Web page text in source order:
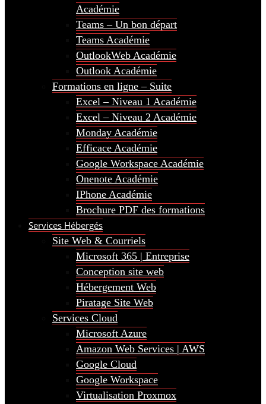
Académie
Teams – Un bon départ
Teams Académie
OutlookWeb Académie
Outlook Académie
Formations en ligne – Suite
Excel – Niveau 1 Académie
Excel – Niveau 2 Académie
Monday Académie
Efficace Académie
Google Workspace Académie
Onenote Académie
IPhone Académie
Brochure PDF des formations
Services Hébergés
Site Web & Courriels
Microsoft 365 | Entreprise
Conception site web
Hébergement Web
Piratage Site Web
Services Cloud
Microsoft Azure
Amazon Web Services | AWS
Google Cloud
Google Workspace
Virtualisation Proxmox